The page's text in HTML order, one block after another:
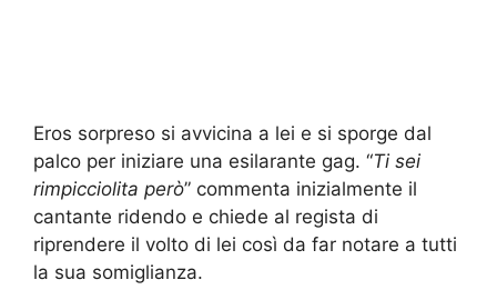
Eros sorpreso si avvicina a lei e si sporge dal
palco per iniziare una esilarante gag. “Ti sei
rimpicciolita però” commenta inizialmente il
cantante ridendo e chiede al regista di
riprendere il volto di lei così da far notare a tutti
la sua somiglianza.